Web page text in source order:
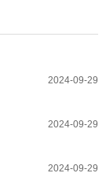
2024-09-29
2024-09-29
2024-09-29